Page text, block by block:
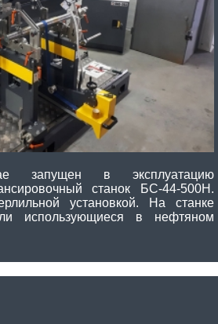
запущен в эксплуатацию
станок БС-44-500Н.
установкой. На станке
использующиеся в нефтяном